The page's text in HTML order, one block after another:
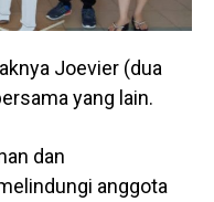
Joevier (dua
yang lain.
dan
anggota